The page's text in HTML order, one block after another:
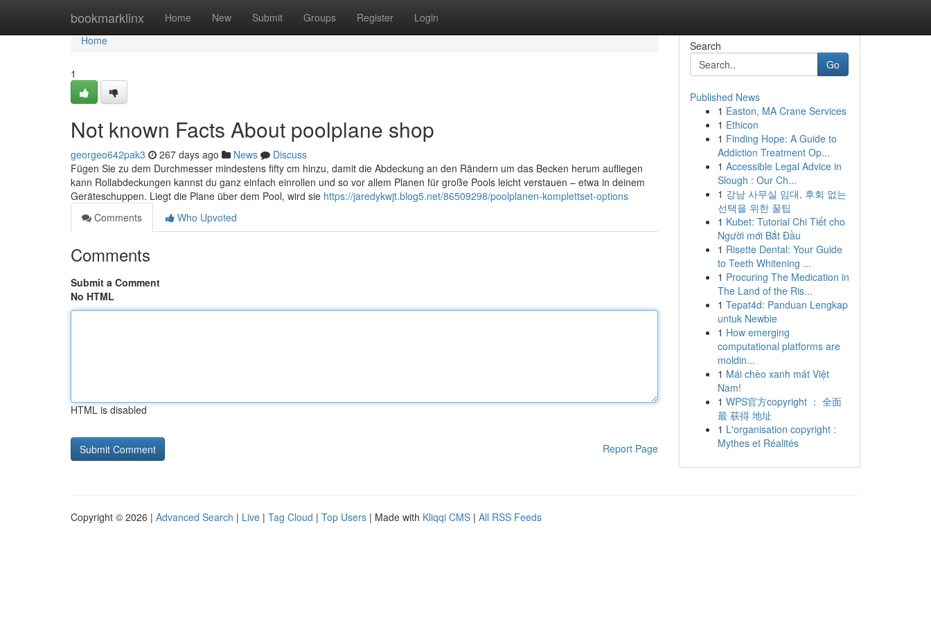
bookmarklinx Home New Submit Groups Register Login
Home
Home
1
Not known Facts About poolplane shop
georgeo642pak3 267 days ago News
Discuss
Fügen Sie zu dem Durchmesser mindestens fifty cm hinzu, damit die Abdeckung an den Rändern um das Becken herum aufliegen
kann Rollabdeckungen kannst du ganz einfach einrollen und so vor allem Planen für große Pools leicht verstauen – etwa in deinem
Geräteschuppen. Liegt die Plane über dem Pool, wird sie https://jaredykwjt.blog5.net/86509298/poolplanen-komplettset-options
Comments
Who Upvoted
Comments
Submit a Comment
No HTML
HTML is disabled
Report Page
Search
Go
Published News
1 Easton, MA Crane Services
1 Ethicon
1 Finding Hope: A Guide to
Addiction Treatment Op...
1 Accessible Legal Advice in
Slough : Our Ch...
1 강남 사무실 임대, 후회 없는
선택을 위한 꿀팁
1 Kubet: Tutorial Chi Tiết cho
Người mới Bắt Đầu
1 Risette Dental: Your Guide
to Teeth Whitening ...
1 Procuring The Medication in
The Land of the Ris...
1 Tepat4d: Panduan Lengkap
untuk Newbie
1 How emerging
computational platforms are
moldin...
1 Mái chèo xanh mát Việt
Nam!
1 WPS官方copyright ： 全面
最 获得 地址
1 L'organisation copyright :
Mythes et Réalités
Copyright © 2026 | Advanced Search | Live | Tag Cloud | Top Users | Made with Kliqqi CMS | All RSS Feeds